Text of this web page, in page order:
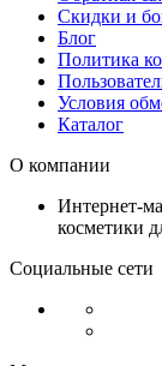
Скидки и
Блог
Политика
Условия
Каталог
О компании
Интернет-
косметики
Социальные сети